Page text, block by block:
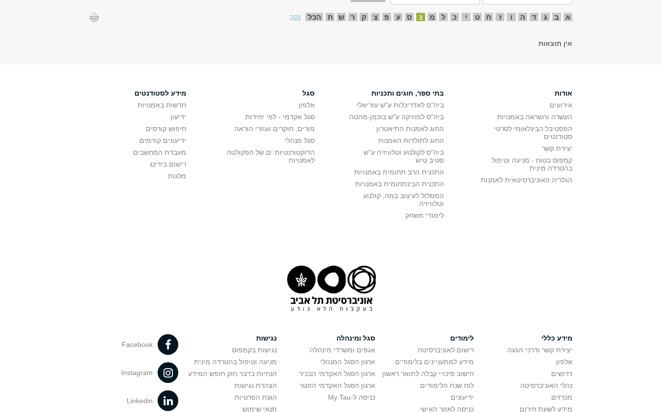
א ב ג ד ה ו ז ח ט י כ ל מ נ ס ע פ צ ק ר ש ת הכל נקה
אין תוצאות
אודות
אירועים
העשרה והשראה באמנויות
הפסטיבל הבינלאומי לסרטי
סטודנטים
יצירת קשר
קמפוס בטוח - מניעה וטיפול
בהטרדה מינית
הגלריה האוניברסיטאית לאמנות
בתי ספר, חוגים ותכניות
ביה"ס לאדריכלות ע"ש עזריאלי
ביה"ס למוזיקה ע"ש בוכמן-מהטה
החוג לאמנות התיאטרון
החוג לתולדות האמנות
ביה"ס לקולנוע וטלוויזיה ע"ש
סטיב טיש
התכנית הרב תחומית באמנויות
התכנית הבינתחומית באמנויות
המסלול לעיצוב במה, קולנוע
וטלוויזיה
לימודי משחק
סגל
אלפון
סגל אקדמי - לפי יחידות
מורים, חוקרים ועוזרי הוראה
סגל מנהלי
הדוקטורנטיות.ים של הפקולטה
לאמנויות
מידע לסטודנטים
חדשות באמנויות
ידיעון
חיפוש קורסים
ידיעונים קודמים
מעבדת המחשבים
רישום בידינג
מלגות
מידע כללי
יצירת קשר ודרכי הגעה
אלפון
דרושים
נהלי האוניברסיטה
מכרזים
מידע לשעת חירום
לימודים
רישום לאוניברסיטה
מידע למתעניינים בלימודים
חישוב סיכויי קבלה לתואר ראשון
לוח שנת הלימודים
ידיעונים
כניסה לאזור האישי
סגל ומינהלה
אגפים ומשרדי מינהלה
ארגון הסגל המנהלי
ארגון הסגל האקדמי הבכיר
ארגון הסגל האקדמי הזוטר
כניסה ל-My Tau
נגישות
נגישות בקמפוס
מניעה וטיפול בהטרדה מינית
הנחיות בדבר חוק חופש המידע
הצהרת נגישות
הגנת הפרטיות
תנאי שימוש
Facebook
Instagram
Linkedin